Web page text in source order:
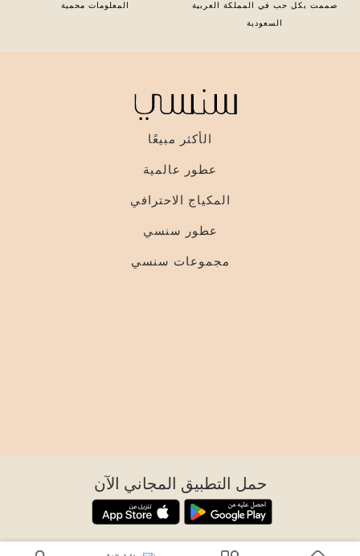
صممت بكل حب في المملكة العربية
السعودية
المعلومات محمية
الأكثر مبيعًا
عطور عالمية
المكياج الاحترافي
عطور سنسي
مجموعات سنسي
حمل التطبيق المجاني الآن